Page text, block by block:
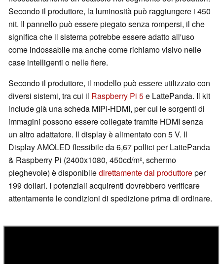
Secondo il produttore, la luminosità può raggiungere i 450
nit. Il pannello può essere piegato senza rompersi, il che
significa che il sistema potrebbe essere adatto all'uso
come indossabile ma anche come richiamo visivo nelle
case intelligenti o nelle fiere.
Secondo il produttore, il modello può essere utilizzato con
diversi sistemi, tra cui il Raspberry Pi 5e LattePanda. Il kit
include già una scheda MIPI-HDMI, per cui le sorgenti di
immagini possono essere collegate tramite HDMI senza
un altro adattatore. Il display è alimentato con 5 V. Il
Display AMOLED flessibile da 6,67 pollici per LattePanda
& Raspberry Pi (2400x1080, 450cd/m², schermo
pieghevole) è disponibiledirettamente dal produttoreper
199 dollari. I potenziali acquirenti dovrebbero verificare
attentamente le condizioni di spedizione prima di ordinare.